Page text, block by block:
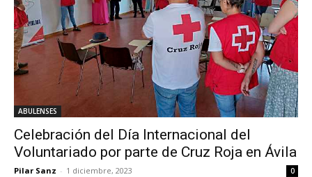
ABULENSES
Celebración del Día Internacional del
Voluntariado por parte de Cruz Roja en Ávila
Pilar Sanz - 1 diciembre, 2023 0